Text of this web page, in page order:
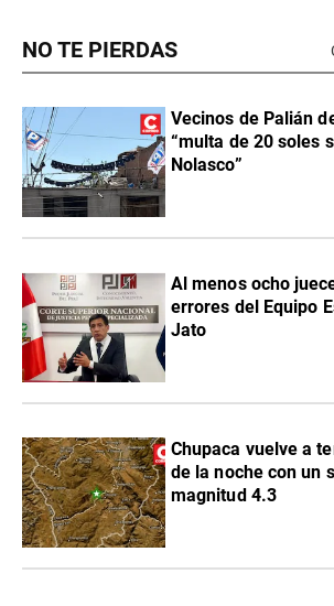
NO TE PIERDAS
Vecinos de Palián
“multa de 20 soles
Nolasco”
Al menos ocho
errores del Equipo
Jato
Chupaca vuelve a
de la noche con un
magnitud 4.3